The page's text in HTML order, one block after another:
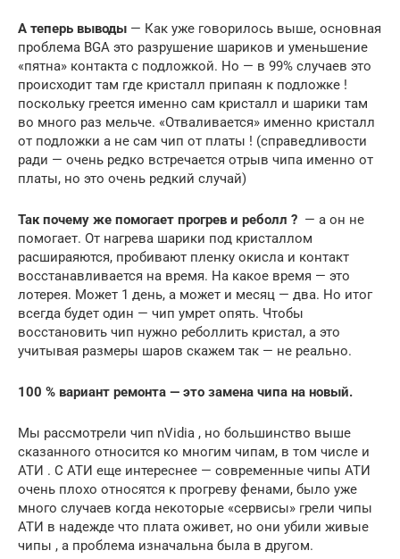
А теперь выводы — Как уже говорилось выше, основная
проблема BGA это разрушение шариков и уменьшение
«пятна» контакта с подложкой. Но — в 99% случаев это
происходит там где кристалл припаян к подложке !
поскольку греется именно сам кристалл и шарики там
во много раз мельче. «Отваливается» именно кристалл
от подложки а не сам чип от платы ! (справедливости
ради — очень редко встречается отрыв чипа именно от
платы, но это очень редкий случай)
Так почему же помогает прогрев и реболл ? — а он не
помогает. От нагрева шарики под кристаллом
расшираяются, пробивают пленку окисла и контакт
восстанавливается на время. На какое время — это
лотерея. Может 1 день, а может и месяц — два. Но итог
всегда будет один — чип умрет опять. Чтобы
восстановить чип нужно реболлить кристал, а это
учитывая размеры шаров скажем так — не реально.
100 % вариант ремонта — это замена чипа на новый.
Мы рассмотрели чип nVidia , но большинство выше
сказанного относится ко многим чипам, в том числе и
АТИ . С АТИ еще интереснее — современные чипы АТИ
очень плохо относятся к прогреву фенами, было уже
много случаев когда некоторые «сервисы» грели чипы
АТИ в надежде что плата оживет, но они убили живые
чипы , а проблема изначальна была в другом.